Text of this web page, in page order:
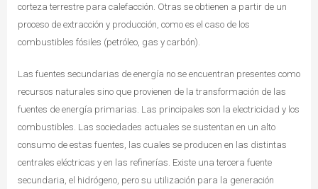
corteza terrestre para calefacción. Otras se obtienen a partir de un
proceso de extracción y producción, como es el caso de los
combustibles fósiles (petróleo, gas y carbón).
Las fuentes secundarias de energía no se encuentran presentes como
recursos naturales sino que provienen de la transformación de las
fuentes de energía primarias. Las principales son la electricidad y los
combustibles. Las sociedades actuales se sustentan en un alto
consumo de estas fuentes, las cuales se producen en las distintas
centrales eléctricas y en las refinerías. Existe una tercera fuente
secundaria, el hidrógeno, pero su utilización para la generación